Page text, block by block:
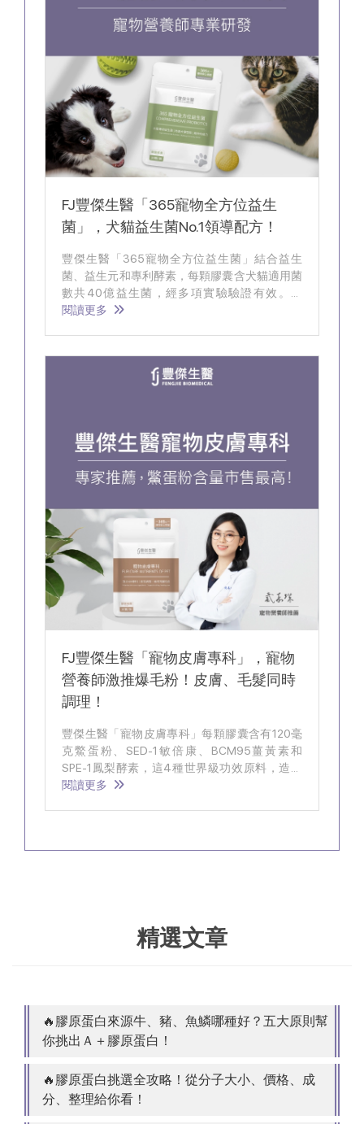
FJ豐傑生醫「365寵物全方位益生
菌」，犬貓益生菌No.1領導配方！
豐傑生醫「365寵物全方位益生菌」結合益生
菌、益生元和專利酵素，每顆膠囊含犬貓適用菌
數共40億益生菌，經多項實驗驗證有效。此
外，為加強寵物關節保健，特別加入維生素D、
閱讀更多
FJ豐傑生醫「寵物皮膚專科」，寵物
營養師激推爆毛粉！皮膚、毛髮同時
調理！
豐傑生醫「寵物皮膚專科」每顆膠囊含有120毫
克鱉蛋粉、SED-1敏倍康、BCM95薑黃素和
SPE-1鳳梨酵素，這4種世界級功效原料，造就
了唯一具備「100%寵物毛髮功效專利」的爆毛
閱讀更多
精選文章
🔥膠原蛋白來源牛、豬、魚鱗哪種好？五大原則幫
你挑出Ａ＋膠原蛋白！
🔥膠原蛋白挑選全攻略！從分子大小、價格、成
分、整理給你看！